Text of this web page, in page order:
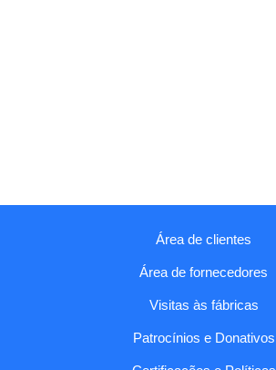
Área de clientes
Área de fornecedores
Visitas às fábricas
Patrocínios e Donativos